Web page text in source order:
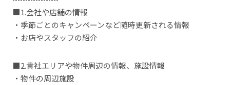
■1.会社や店舗の情報
・季節ごとのキャンペーンなど随時更新される情報
・お店やスタッフの紹介
■2.貴社エリアや物件周辺の情報、施設情報
・物件の周辺施設